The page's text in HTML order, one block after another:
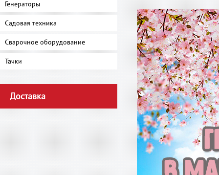
Генераторы
Садовая техника
Сварочное оборудование
Тачки
Доставка